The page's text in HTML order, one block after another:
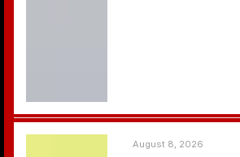
August 8, 2026